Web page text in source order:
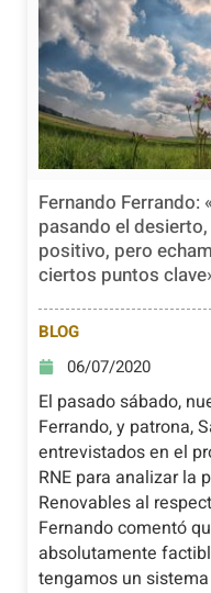
Fernando Ferrando:
pasando el
positivo, pero
ciertos puntos
BLOG
06/07/2020
El pasado sábado,
Ferrando, y patrona,
entrevistados en el
RNE para analizar la
Renovables al
Fernando comentó
absolutamente
tengamos un